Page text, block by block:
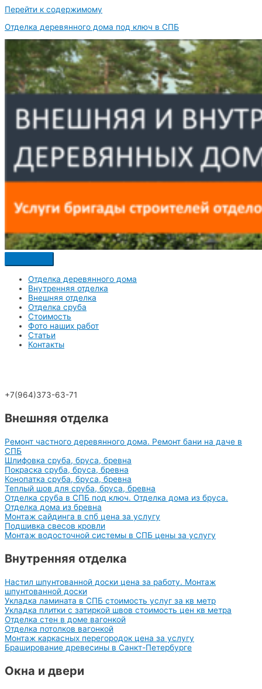
Перейти к содержимому
Отделка деревянного дома под ключ в СПБ
Отделка деревянного дома
Внутренняя отделка
Внешняя отделка
Отделка сруба
Стоимость
Фото наших работ
Статьи
Контакты
+7(964)373-63-71
Внешняя отделка
Ремонт частного деревянного дома. Ремонт бани на даче в
СПБ
Шлифовка сруба, бруса, бревна
Покраска сруба, бруса, бревна
Конопатка сруба, бруса, бревна
Теплый шов для сруба, бруса, бревна
Отделка сруба в СПБ под ключ. Отделка дома из бруса.
Отделка дома из бревна
Монтаж сайдинга в спб цена за услугу
Подшивка свесов кровли
Монтаж водосточной системы в СПБ цены за услугу
Внутренняя отделка
Настил шпунтованной доски цена за работу. Монтаж
шпунтованной доски
Укладка ламината в СПБ стоимость услуг за кв метр
Укладка плитки с затиркой швов стоимость цен кв метра
Отделка стен в доме вагонкой
Отделка потолков вагонкой
Монтаж каркасных перегородок цена за услугу
Браширование древесины в Санкт-Петербурге
Окна и двери